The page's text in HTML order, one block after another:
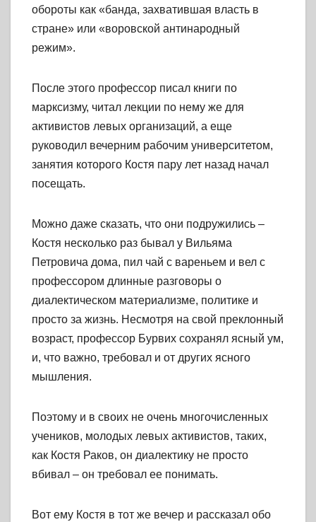
обороты как «банда, захватившая власть в
стране» или «воровской антинародный
режим».
После этого профессор писал книги по
марксизму, читал лекции по нему же для
активистов левых организаций, а еще
руководил вечерним рабочим университетом,
занятия которого Костя пару лет назад начал
посещать.
Можно даже сказать, что они подружились –
Костя несколько раз бывал у Вильяма
Петровича дома, пил чай с вареньем и вел с
профессором длинные разговоры о
диалектическом материализме, политике и
просто за жизнь. Несмотря на свой преклонный
возраст, профессор Бурвих сохранял ясный ум,
и, что важно, требовал и от других ясного
мышления.
Поэтому и в своих не очень многочисленных
учеников, молодых левых активистов, таких,
как Костя Раков, он диалектику не просто
вбивал – он требовал ее понимать.
Вот ему Костя в тот же вечер и рассказал обо